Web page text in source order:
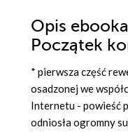
Opis ebooka
Początek
* pierwsza część
osadzonej we
Internetu - powieść
odniosła ogromny